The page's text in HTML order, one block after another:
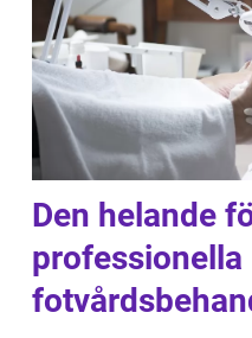
Den helande
professionella